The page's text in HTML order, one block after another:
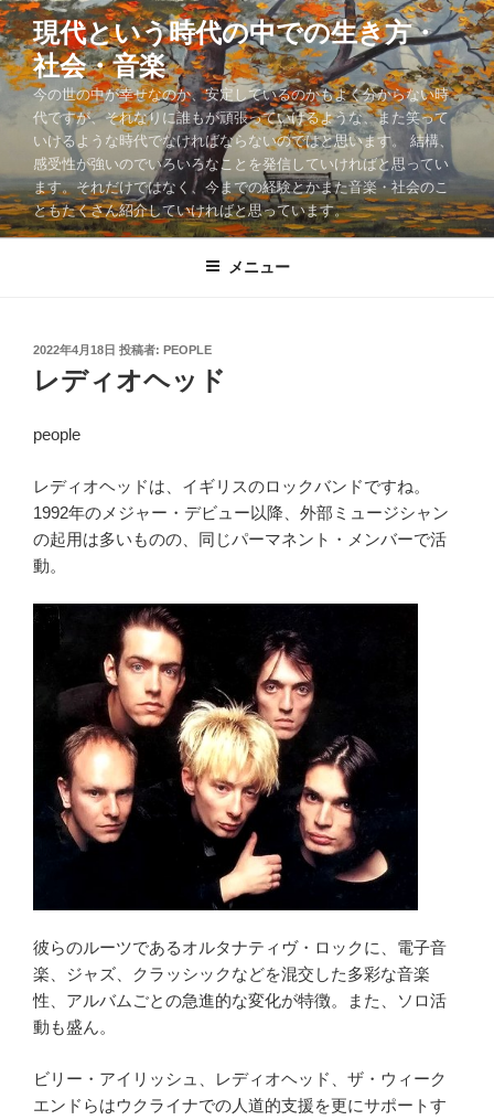
コ
ン
テ
ン
ツ
キ
ッ
現代という時代の中での生き方・
社会・音楽
今の世の中が幸せなのか、安定しているのかもよく分からない時
代ですが、それなりに誰もが頑張っていけるような、また笑って
いけるような時代でなければならないのではと思います。 結構、
感受性が強いのでいろいろなことを発信していければと思ってい
ます。それだけではなく、今までの経験とかまた音楽・社会のこ
ともたくさん紹介していければと思っています。
メニュー
投
稿
日:
2022年4月18日 投稿者: PEOPLE
レディオヘッド
people
レディオヘッドは、イギリスのロックバンドですね。
1992年のメジャー・デビュー以降、外部ミュージシャン
の起用は多いものの、同じパーマネント・メンバーで活
動。
彼らのルーツであるオルタナティヴ・ロックに、電子音
楽、ジャズ、クラッシックなどを混交した多彩な音楽
性、アルバムごとの急進的な変化が特徴。また、ソロ活
動も盛ん。
ビリー・アイリッシュ、レディオヘッド、ザ・ウィーク
エンドらはウクライナでの人道的支援を更にサポートす